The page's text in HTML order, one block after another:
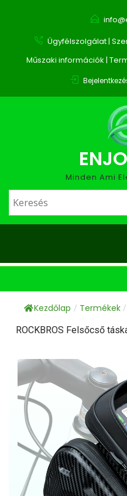
Ügyfélszolgálat |
Műszaki információk |
Minden Ami
Kezdőlap / Termékek /
ROCKBROS Felsőcső